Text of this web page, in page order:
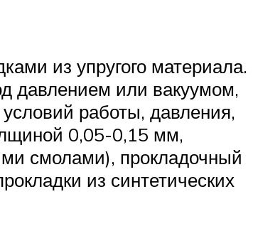
из упругого материала.
давлением или вакуумом,
работы, давления,
0,05-0,15 мм,
смолами), прокладочный
из синтетических